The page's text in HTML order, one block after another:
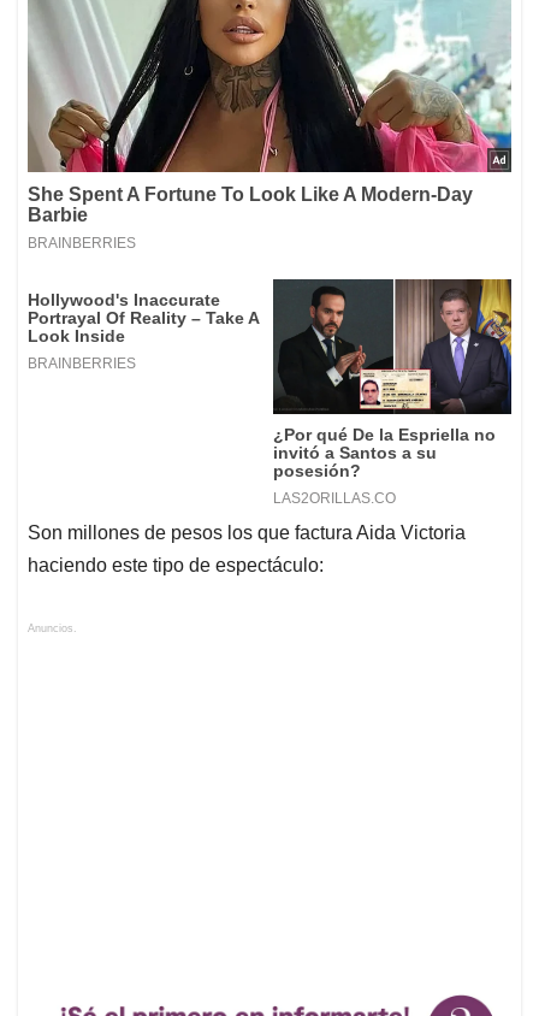
Son millones de pesos los que factura Aida Victoria
haciendo este tipo de espectáculo:
Anuncios.